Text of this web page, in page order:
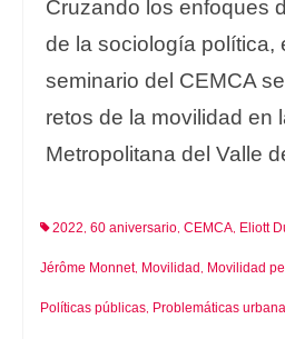
Cruzando los enfoques
de la sociología política,
seminario del CEMCA
retos de la movilidad en
Metropolitana del Valle
2022, 60 aniversario, CEMCA, Eliott
Jérôme Monnet, Movilidad , Movilidad
Políticas públicas, Problemáticas